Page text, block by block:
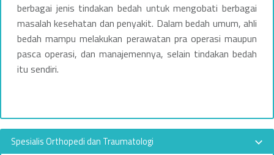
n
berbagai jenis tindakan bedah untuk mengobati berbagai
masalah kesehatan dan penyakit. Dalam bedah umum, ahli
bedah mampu melakukan perawatan pra operasi maupun
pasca operasi, dan manajemennya, selain tindakan bedah
itu sendiri.
Spesialis Orthopedi dan Traumatologi